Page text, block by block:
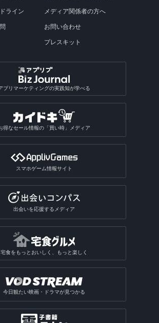
ライン メディア関係者の方へ
お問い合わせ
プレスキット
プリマーケティングの実践知が学べる
得なセール情報の「買い時」メディア
スマホゲーム情報サイト
出会いを応援するメディア
宅食をもっとおいしく、もっと楽しく
今日観たい映画・ドラマが見つかる